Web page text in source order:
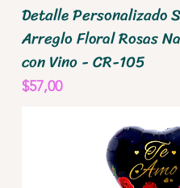
Detalle Personalizado
Arreglo Floral Rosas
con Vino - CR-105
Precio
$57,00